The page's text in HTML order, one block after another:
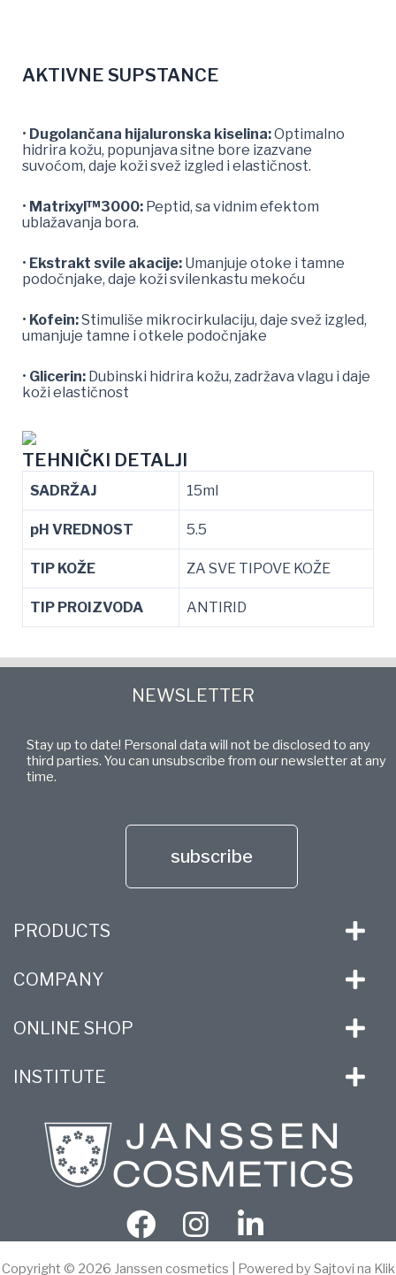
AKTIVNE SUPSTANCE
• Dugolančana hijaluronska kiselina:Optimalno
hidrira kožu, popunjava sitne bore izazvane
suvoćom, daje koži svež izgled i elastičnost.
• Matrixyl™3000: Peptid, sa vidnim efektom
ublažavanja bora.
• Ekstrakt svile akacije: Umanjuje otoke i tamne
podočnjake, daje koži svilenkastu mekoću
• Kofein:Stimuliše mikrocirkulaciju, daje svež izgled,
umanjuje tamne i otkele podočnjake
• Glicerin: Dubinski hidrira kožu, zadržava vlagu i daje
koži elastičnost
TEHNIČKI DETALJI
SADRŽAJ 15ml
pH VREDNOST 5.5
TIP KOŽE ZA SVE TIPOVE KOŽE
TIP PROIZVODA ANTIRID
NEWSLETTER
Stay up to date! Personal data will not be disclosed to any
third parties. You can unsubscribe from our newsletter at any
time.
subscribe
PRODUCTS
COMPANY
ONLINE SHOP
INSTITUTE
Copyright © 2026 Janssen cosmetics | Powered by Sajtovi na Klik